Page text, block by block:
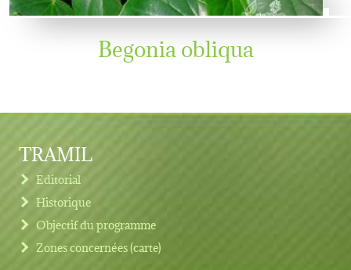
Begonia obliqua
TRAMIL
Editorial
Historique
Objectif du programme
Zones concernées (carte)